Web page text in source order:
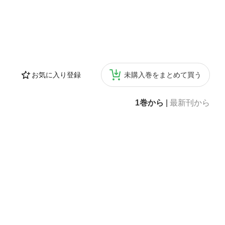
お気に入り登録 未購入巻をまとめて買う
1巻から 最新刊から